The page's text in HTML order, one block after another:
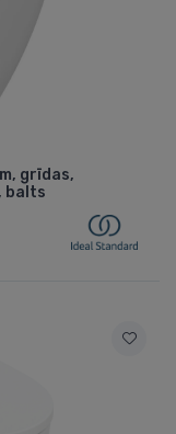
grīdas,
balts